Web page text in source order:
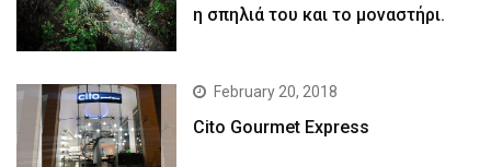
η σπηλιά του και το μοναστήρι.
February 20, 2018
Cito Gourmet Express